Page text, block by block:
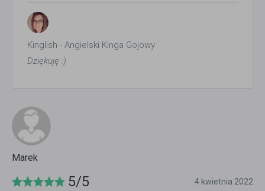
Kinglish - Angielski Kinga Gojowy
Dziękuję :)
Marek
5/5 4 kwietnia 2022